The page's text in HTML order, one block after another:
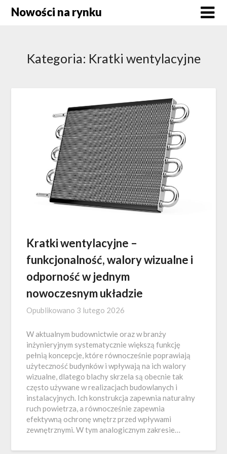
SkipNowości na rynku
Kategoria: Kratki wentylacyjne
Kratki wentylacyjne –
funkcjonalność, walory wizualne i
odporność w jednym
nowoczesnym układzie
Opublikowano 3 lutego 2026
W aktualnym budownictwie oraz w branży
inżynieryjnym systematycznie większą funkcję
pełnią koncepcje, które równocześnie poprawiają
użyteczność budynków i wpływają na ich walory
wizualne, dlatego blachy skrzela są obecnie tak
często używane w realizacjach budowlanych i
instalacyjnych. Ich konstrukcja zapewnia naturalny
ruch powietrza, a równocześnie zapewnia
efektywną ochronę wnętrz przed wpływami
zewnętrznymi. W tym analogicznym zakresie…